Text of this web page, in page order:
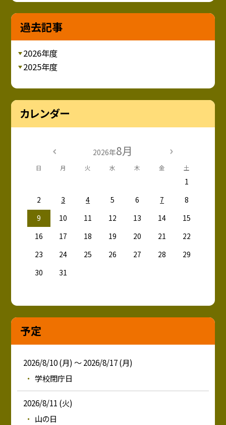
過去記事
2026年度
2025年度
カレンダー
2026年8月
日 月 火 水 木 金 土
1
2
3 4 5 6 7
8
9
10 11 12 13 14
15
16
17 18 19 20 21
22
23
24 25 26 27 28
29
30
31
予定
2026/8/10 (月) ～ 2026/8/17 (月)
学校閉庁日
2026/8/11 (火)
山の日